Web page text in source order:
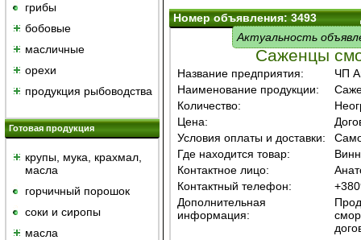
грибы
бобовые
масличные
орехи
продукция рыбоводства
Готовая продукция
крупы, мука, крахмал,
масла
горчичный порошок
cоки и сиропы
масла
Номер объявления: 3493
Актуальность
Саженцы
Название предприятия:
ЧП
Наименование продукции:
Количество:
Цена:
Условия оплаты и доставки:
Где находится товар:
Контактное лицо:
Контактный телефон:
Дополнительная
информация: